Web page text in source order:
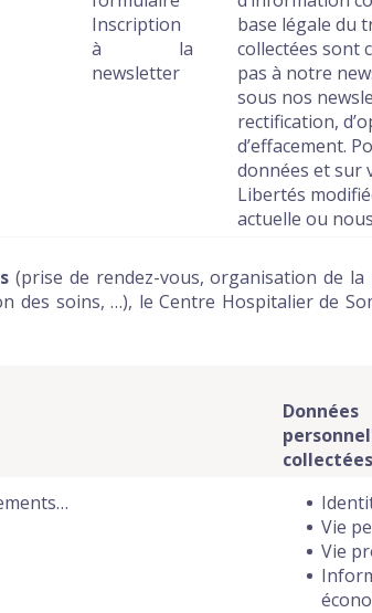
Inscription
à la
newsletter
base légale du
collectées sont
pas à notre
sous nos
rectification,
d’effacement.
données et sur
Libertés
actuelle ou
(prise de rendez-vous, organisation de
des soins, …), le Centre Hospitalier de
Données
collectées
Vie
Vie